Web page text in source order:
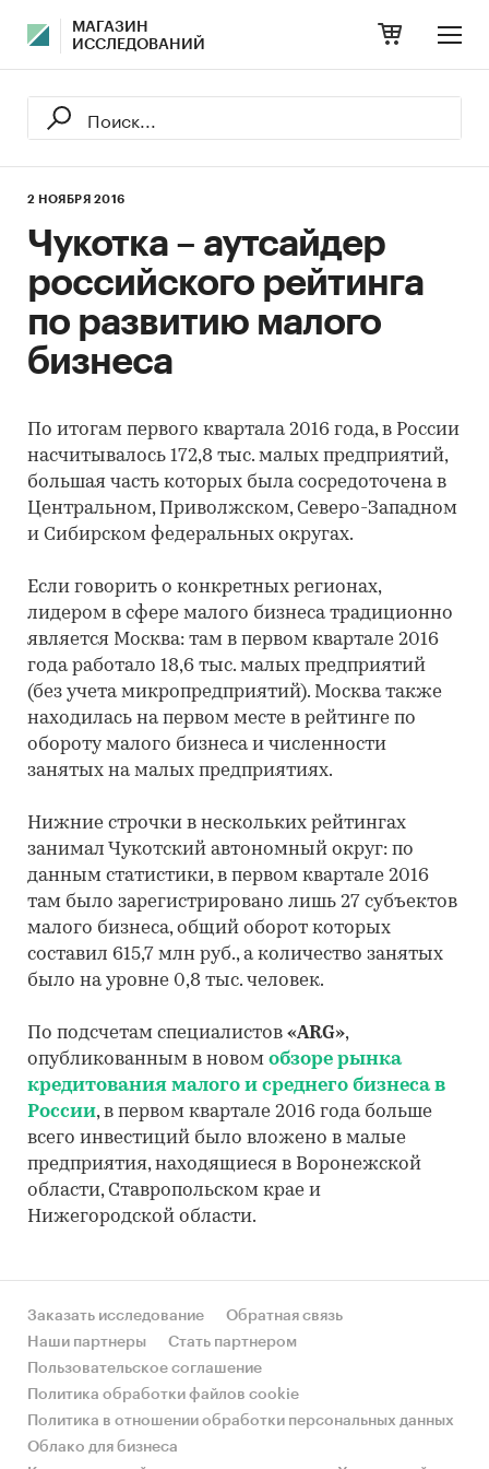
МАГАЗИН
ИССЛЕДОВАНИЙ
2 НОЯБРЯ 2016
Чукотка – аутсайдер
российского рейтинга
по развитию малого
бизнеса
По итогам первого квартала 2016 года, в России
насчитывалось 172,8 тыс. малых предприятий,
большая часть которых была сосредоточена в
Центральном, Приволжском, Северо-Западном
и Сибирском федеральных округах.
Если говорить о конкретных регионах,
лидером в сфере малого бизнеса традиционно
является Москва: там в первом квартале 2016
года работало 18,6 тыс. малых предприятий
(без учета микропредприятий). Москва также
находилась на первом месте в рейтинге по
обороту малого бизнеса и численности
занятых на малых предприятиях.
Нижние строчки в нескольких рейтингах
занимал Чукотский автономный округ: по
данным статистики, в первом квартале 2016
там было зарегистрировано лишь 27 субъектов
малого бизнеса, общий оборот которых
составил 615,7 млн руб., а количество занятых
было на уровне 0,8 тыс. человек.
По подсчетам специалистов «ARG»,
опубликованным в новом обзоре рынка
кредитования малого и среднего бизнеса в
России, в первом квартале 2016 года больше
всего инвестиций было вложено в малые
предприятия, находящиеся в Воронежской
области, Ставропольском крае и
Нижегородской области.
Заказать исследование
Обратная связь
Наши партнеры
Стать партнером
Пользовательское соглашение
Политика обработки файлов cookie
Политика в отношении обработки персональных данных
Облако для бизнеса